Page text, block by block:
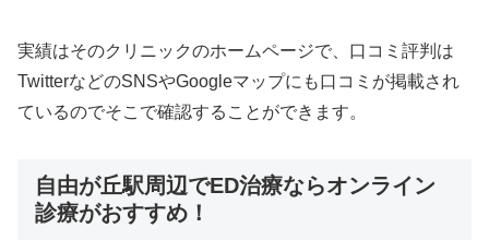
実績はそのクリニックのホームページで、口コミ評判は
TwitterなどのSNSやGoogleマップにも口コミが掲載され
ているのでそこで確認することができます。
自由が丘駅周辺でED治療ならオンライン
診療がおすすめ！